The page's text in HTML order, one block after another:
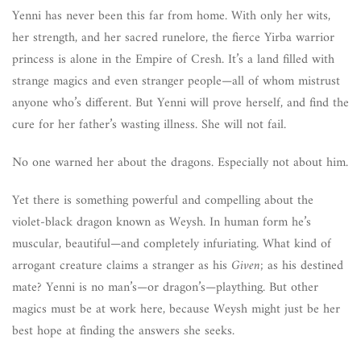
Yenni has never been this far from home. With only her wits,
her strength, and her sacred runelore, the fierce Yirba warrior
princess is alone in the Empire of Cresh. It’s a land filled with
strange magics and even stranger people—all of whom mistrust
anyone who’s different. But Yenni will prove herself, and find the
cure for her father’s wasting illness. She will not fail.
No one warned her about the dragons. Especially not about him.
Yet there is something powerful and compelling about the
violet-black dragon known as Weysh. In human form he’s
muscular, beautiful—and completely infuriating. What kind of
arrogant creature claims a stranger as his Given; as his destined
mate? Yenni is no man’s—or dragon’s—plaything. But other
magics must be at work here, because Weysh might just be her
best hope at finding the answers she seeks.